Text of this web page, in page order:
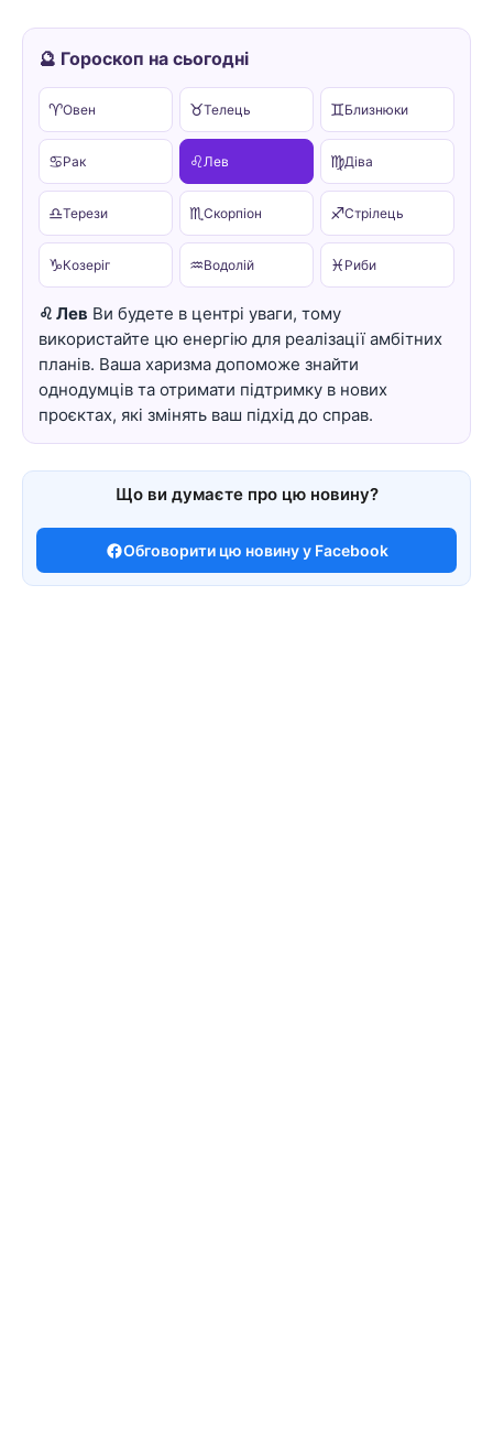
🔮 Гороскоп на сьогодні
♈Овен ♉Телець ♊Близнюки
♋Рак ♌ Лев ♍Діва
♎Терези ♏Скорпіон ♐Стрілець
♑Козеріг ♒Водолій ♓ Риби
♌ Лев Ви будете в центрі уваги, тому
використайте цю енергію для реалізації амбітних
планів. Ваша харизма допоможе знайти
однодумців та отримати підтримку в нових
проєктах, які змінять ваш підхід до справ.
Що ви думаєте про цю новину?
Обговорити цю новину у Facebook